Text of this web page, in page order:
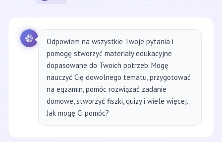
Odpowiem na wszystkie Twoje pytania i
pomogę stworzyć materiały edukacyjne
dopasowane do Twoich potrzeb. Mogę
nauczyć Cię dowolnego tematu, przygotować
na egzamin, pomóc rozwiązać zadanie
domowe, stworzyć fiszki, quizy i wiele więcej.
Jak mogę Ci pomóc?